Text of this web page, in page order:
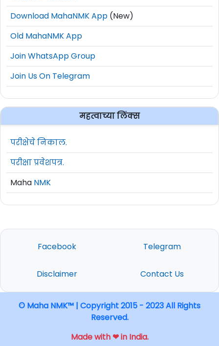
Download MahaNMK App (New)
Old MahaNMK App
Join WhatsApp Group
Join Us On Telegram
महत्वाच्या लिंक्स
परीक्षेचे निकाल.
परीक्षा प्रवेशपत्र.
Maha NMK
Facebook Telegram
Disclaimer Contact Us
© Maha NMK™ | Copyright 2015 - 2023 All Rights
Reserved.
Made with ❤ in India.